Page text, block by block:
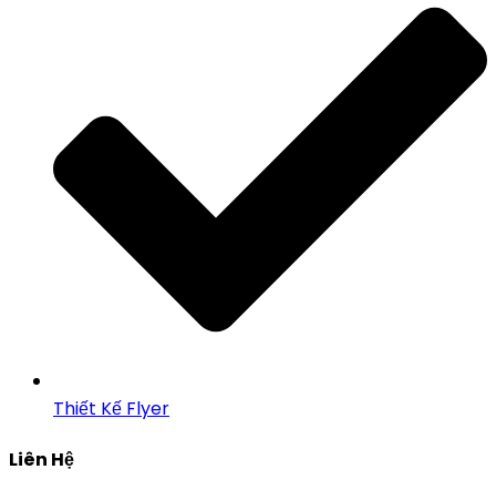
Thiết Kế Flyer
Liên Hệ